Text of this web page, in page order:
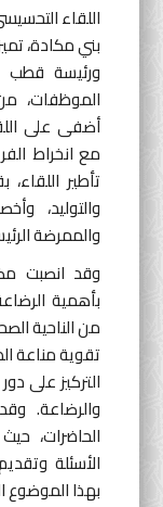
اللقاء
بني مكادة،
ورئيسة قطب
الموظفات،
أضفى على
مع انخراط
تأطير
والتوليد،
والممرضة
وقد انصبت
بأهمية
من الناحية
تقوية مناعة
التركيز على
والرضاعة.
الحاضرات،
الأسئلة
بهذا الموضوع